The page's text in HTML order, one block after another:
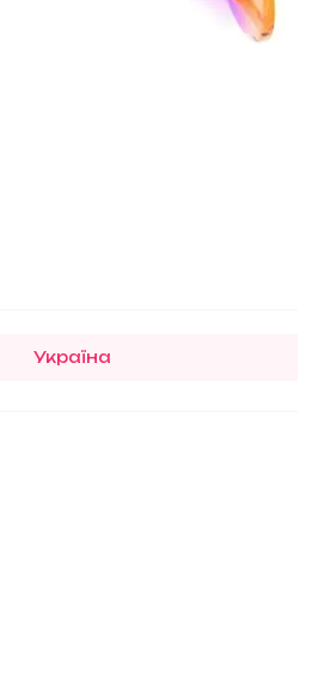
Україна